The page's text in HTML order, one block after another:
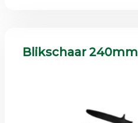
Blikschaar 240mm